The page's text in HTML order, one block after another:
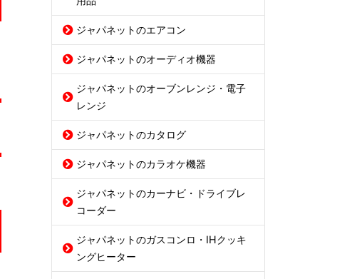
ジャパネットのエアコン
ジャパネットのオーディオ機器
ジャパネットのオーブンレンジ・電子
レンジ
ジャパネットのカタログ
ジャパネットのカラオケ機器
ジャパネットのカーナビ・ドライブレ
コーダー
ジャパネットのガスコンロ・IHクッキ
ングヒーター